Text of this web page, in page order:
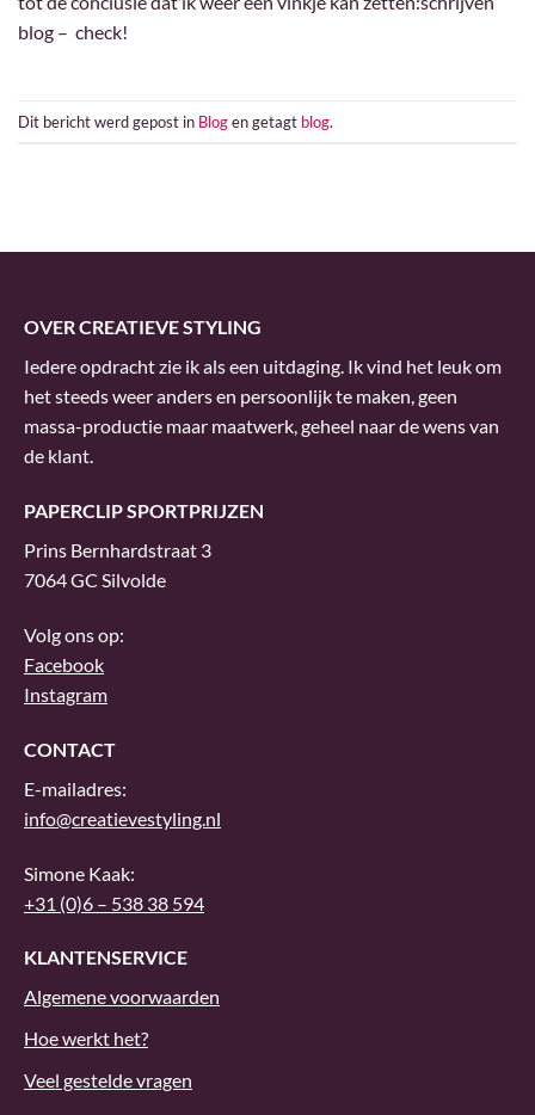
blog – check!
Dit bericht werd gepost in Blogen getagt blog.
OVER CREATIEVE STYLING
Iedere opdracht zie ik als een uitdaging. Ik vind het leuk om
het steeds weer anders en persoonlijk te maken, geen
massa-productie maar maatwerk, geheel naar de wens van
de klant.
PAPERCLIP SPORTPRIJZEN
Prins Bernhardstraat 3
7064 GC Silvolde
Volg ons op:
Facebook
Instagram
CONTACT
E-mailadres:
info@creatievestyling.nl
Simone Kaak:
+31 (0)6 – 538 38 594
KLANTENSERVICE
Algemene voorwaarden
Hoe werkt het?
Veel gestelde vragen